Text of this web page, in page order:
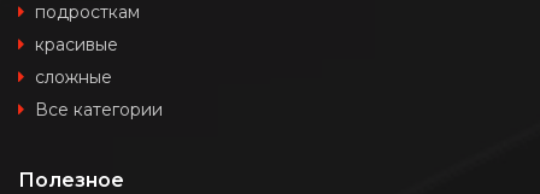
подросткам
красивые
сложные
Все категории
Полезное